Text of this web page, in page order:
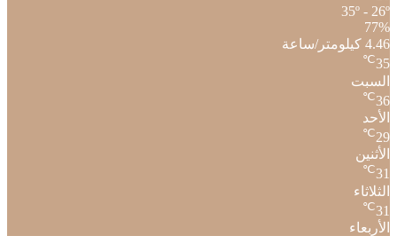
35º - 26º
77%
4.46 كيلومتر/ساعة
35
℃
السبت
36
℃
الأحد
29
℃
الأثنين
31
℃
الثلاثاء
31
℃
الأربعاء